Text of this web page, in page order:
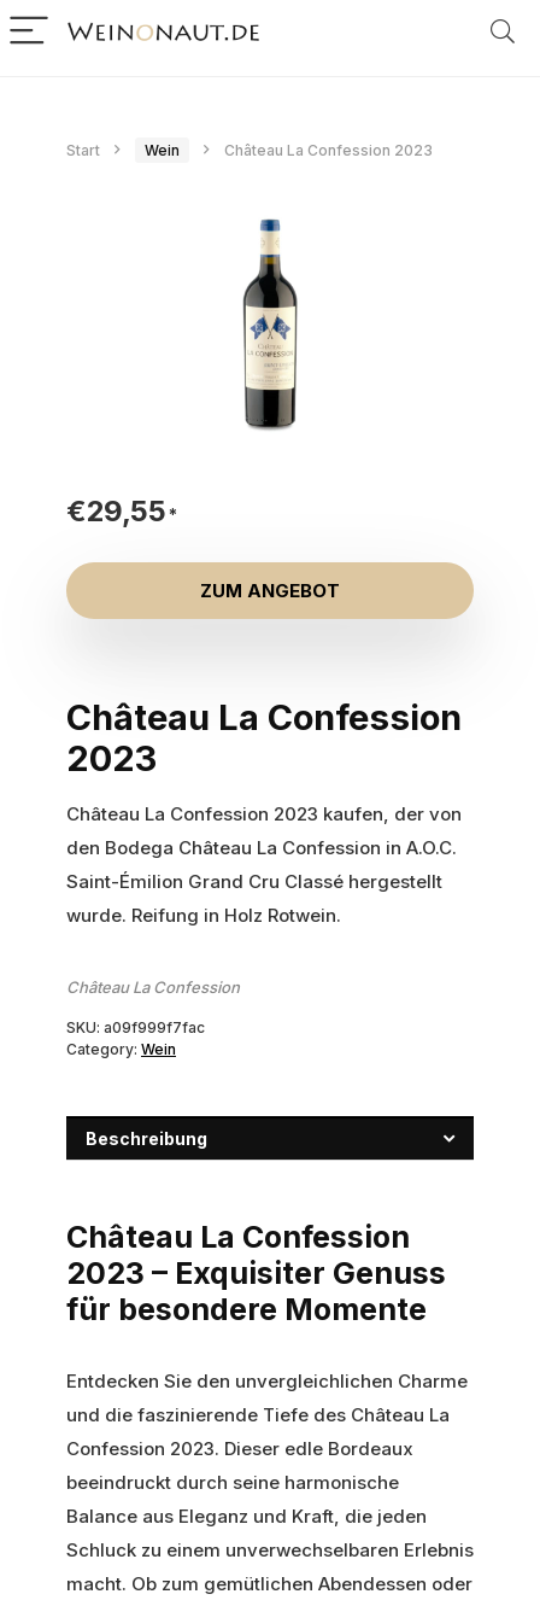
Start Wein Château La Confession 2023
Château La Confession
2023
Château La Confession 2023 kaufen, der von
den Bodega Château La Confession in A.O.C.
Saint-Émilion Grand Cru Classé hergestellt
wurde. Reifung in Holz Rotwein.
€29,55
ZUM ANGEBOT
Château La Confession
SKU: a09f999f7fac
Category: Wein
Beschreibung
Château La Confession
2023 – Exquisiter Genuss
für besondere Momente
Entdecken Sie den unvergleichlichen Charme
und die faszinierende Tiefe des Château La
Confession 2023. Dieser edle Bordeaux
beeindruckt durch seine harmonische
Balance aus Eleganz und Kraft, die jeden
Schluck zu einem unverwechselbaren Erlebnis
macht. Ob zum gemütlichen Abendessen oder